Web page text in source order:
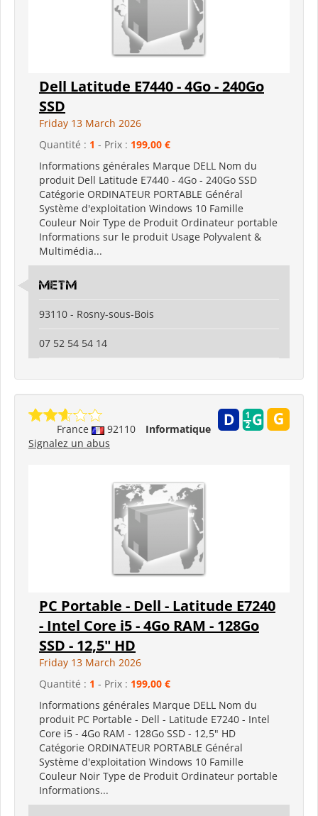
Dell Latitude E7440 - 4Go - 240Go
SSD
Friday 13 March 2026
Quantité : 1 - Prix : 199,00 €
Informations générales Marque DELL Nom du
produit Dell Latitude E7440 - 4Go - 240Go SSD
Catégorie ORDINATEUR PORTABLE Général
Système d'exploitation Windows 10 Famille
Couleur Noir Type de Produit Ordinateur portable
Informations sur le produit Usage Polyvalent &
Multimédia...
metm
93110 - Rosny-sous-Bois
07 52 54 54 14
France 92110
Informatique
Signalez un abus
PC Portable - Dell - Latitude E7240
- Intel Core i5 - 4Go RAM - 128Go
SSD - 12,5" HD
Friday 13 March 2026
Quantité : 1 - Prix : 199,00 €
Informations générales Marque DELL Nom du
produit PC Portable - Dell - Latitude E7240 - Intel
Core i5 - 4Go RAM - 128Go SSD - 12,5" HD
Catégorie ORDINATEUR PORTABLE Général
Système d'exploitation Windows 10 Famille
Couleur Noir Type de Produit Ordinateur portable
Informations...